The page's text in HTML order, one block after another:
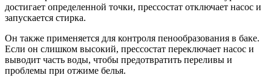
достигает определенной точки, прессостат отключает насос и
запускается стирка.
Он также применяется для контроля пенообразования в баке.
Если он слишком высокий, прессостат переключает насос и
выводит часть воды, чтобы предотвратить переливы и
проблемы при отжиме белья.